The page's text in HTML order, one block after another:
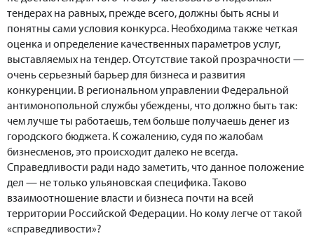
тендерах на равных, прежде всего, должны быть ясны и
понятны сами условия конкурса. Необходима также четкая
оценка и определение качественных параметров услуг,
выставляемых на тендер. Отсутствие такой прозрачности —
очень серьезный барьер для бизнеса и развития
конкуренции. В региональном управлении Федеральной
антимонопольной службы убеждены, что должно быть так:
чем лучше ты работаешь, тем больше получаешь денег из
городского бюджета. К сожалению, судя по жалобам
бизнесменов, это происходит далеко не всегда.
Справедливости ради надо заметить, что данное положение
дел — не только ульяновская специфика. Таково
взаимоотношение власти и бизнеса почти на всей
территории Российской Федерации. Но кому легче от такой
«справедливости»?